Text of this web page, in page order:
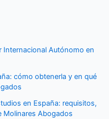
Internacional Autónomo en
cómo obtenerla y en qué
en España: requisitos,
Molinares Abogados